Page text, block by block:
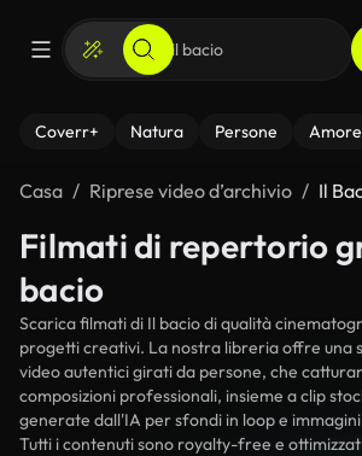
Coverr+ Natura Persone Amore
Casa Riprese video d’archivio Il
Filmati di repertorio
bacio
Scarica filmati di Il bacio di qualità
progetti creativi. La nostra libreria offre una
video autentici girati da persone, che
composizioni professionali, insieme a clip
generate dall'IA per sfondi in loop e
Tutti i contenuti sono royalty-free e